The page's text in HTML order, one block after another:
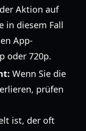
Aktion auf
in diesem Fall
App-
oder 720p.
Wenn Sie die
prüfen
ist, der oft